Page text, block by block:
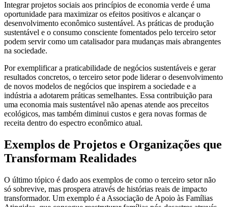
Integrar projetos sociais aos princípios de economia verde é uma
oportunidade para maximizar os efeitos positivos e alcançar o
desenvolvimento econômico sustentável. As práticas de produção
sustentável e o consumo consciente fomentados pelo terceiro setor
podem servir como um catalisador para mudanças mais abrangentes
na sociedade.
Por exemplificar a praticabilidade de negócios sustentáveis e gerar
resultados concretos, o terceiro setor pode liderar o desenvolvimento
de novos modelos de negócios que inspirem a sociedade e a
indústria a adotarem práticas semelhantes. Essa contribuição para
uma economia mais sustentável não apenas atende aos preceitos
ecológicos, mas também diminui custos e gera novas formas de
receita dentro do espectro econômico atual.
Exemplos de Projetos e Organizações que
Transformam Realidades
O último tópico é dado aos exemplos de como o terceiro setor não
só sobrevive, mas prospera através de histórias reais de impacto
transformador. Um exemplo é a Associação de Apoio às Famílias